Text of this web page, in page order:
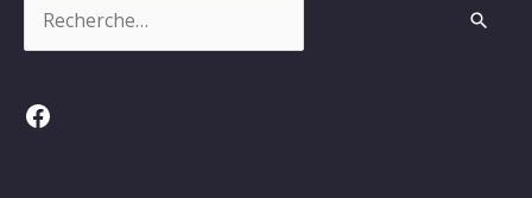
Facebook